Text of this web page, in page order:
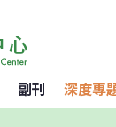
副刊 深度專